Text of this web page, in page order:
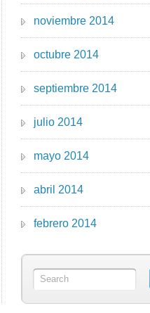
noviembre 2014
octubre 2014
septiembre 2014
julio 2014
mayo 2014
abril 2014
febrero 2014